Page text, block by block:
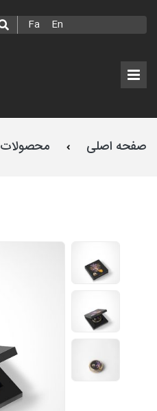
Fa En
صفحه اصلی محصولات